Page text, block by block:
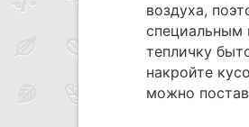
воздуха,
специальным
тепличку
накройте
можно